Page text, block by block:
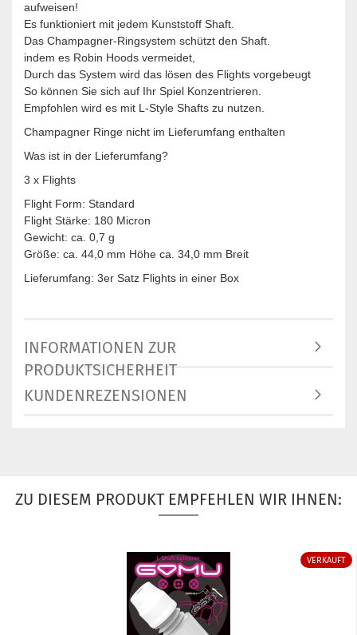
aufweisen!
Es funktioniert mit jedem Kunststoff Shaft.
Das Champagner-Ringsystem schützt den Shaft.
indem es Robin Hoods vermeidet,
Durch das System wird das lösen des Flights vorgebeugt
So können Sie sich auf Ihr Spiel Konzentrieren.
Empfohlen wird es mit L-Style Shafts zu nutzen.
Champagner Ringe nicht im Lieferumfang enthalten
Was ist in der Lieferumfang?
3 x Flights
Flight Form: Standard
Flight Stärke: 180 Micron
Gewicht: ca. 0,7 g
Größe: ca. 44,0 mm Höhe ca. 34,0 mm Breit
Lieferumfang: 3er Satz Flights in einer Box
INFORMATIONEN ZUR
PRODUKTSICHERHEIT
KUNDENREZENSIONEN
ZU DIESEM PRODUKT EMPFEHLEN WIR IHNEN:
VERKAUFT